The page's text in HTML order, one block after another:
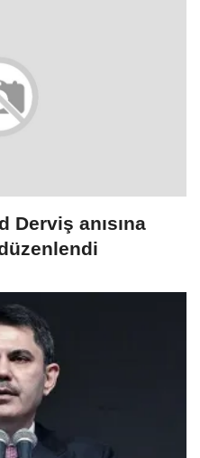
Derviş anısına